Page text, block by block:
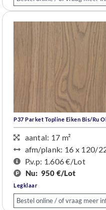
P37 Parket Topline Eiken Bis/Ru
aantal: 17 m²
afm/plank: 16 x 120/
P.v.p: 1.606 €/Lot
Nu: 950 €/Lot
Legklaar
Bestel online / of vraag meer